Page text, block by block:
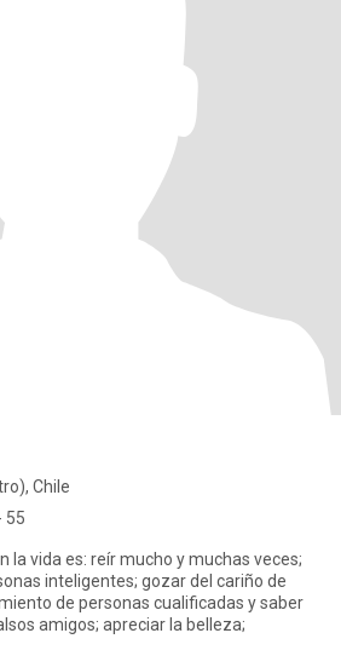
Chile
55
la vida es: reír mucho y muchas veces;
inteligentes; gozar del cariño de
de personas cualificadas y saber
amigos; apreciar la belleza;